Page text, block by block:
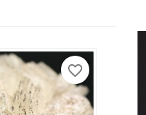
favorite_border